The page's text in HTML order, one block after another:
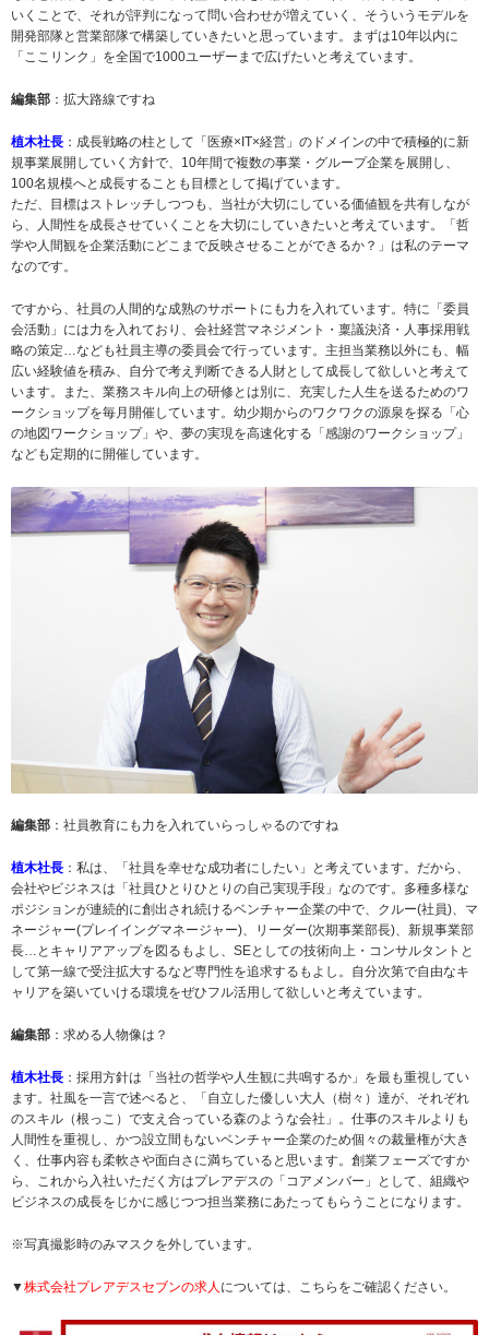
いくことで、それが評判になって問い合わせが増えていく、そういうモデルを
開発部隊と営業部隊で構築していきたいと思っています。まずは10年以内に
「ここリンク」を全国で1000ユーザーまで広げたいと考えています。
編集部 ：拡大路線ですね
植木社長 ：成長戦略の柱として「医療×IT×経営」のドメインの中で積極的に新
規事業展開していく方針で、10年間で複数の事業・グループ企業を展開し、
100名規模へと成長することも目標として掲げています。
ただ、目標はストレッチしつつも、当社が大切にしている価値観を共有しなが
ら、人間性を成長させていくことを大切にしていきたいと考えています。「哲
学や人間観を企業活動にどこまで反映させることができるか？」は私のテーマ
なのです。
ですから、社員の人間的な成熟のサポートにも力を入れています。特に「委員
会活動」には力を入れており、会社経営マネジメント・稟議決済・人事採用戦
略の策定…なども社員主導の委員会で行っています。主担当業務以外にも、幅
広い経験値を積み、自分で考え判断できる人財として成長して欲しいと考えて
います。また、業務スキル向上の研修とは別に、充実した人生を送るためのワ
ークショップを毎月開催しています。幼少期からのワクワクの源泉を探る「心
の地図ワークショップ」や、夢の実現を高速化する「感謝のワークショップ」
なども定期的に開催しています。
編集部 ：社員教育にも力を入れていらっしゃるのですね
植木社長 ：私は、「社員を幸せな成功者にしたい」と考えています。だから、
会社やビジネスは「社員ひとりひとりの自己実現手段」なのです。多種多様な
ポジションが連続的に創出され続けるベンチャー企業の中で、クルー(社員)、マ
ネージャー(プレイイングマネージャー)、リーダー(次期事業部長)、新規事業部
長…とキャリアアップを図るもよし、SEとしての技術向上・コンサルタントと
して第一線で受注拡大するなど専門性を追求するもよし。自分次第で自由なキ
ャリアを築いていける環境をぜひフル活用して欲しいと考えています。
編集部 ：求める人物像は？
植木社長 ：採用方針は「当社の哲学や人生観に共鳴するか」を最も重視してい
ます。社風を一言で述べると、「自立した優しい大人（樹々）達が、それぞれ
のスキル（根っこ）で支え合っている森のような会社」。仕事のスキルよりも
人間性を重視し、かつ設立間もないベンチャー企業のため個々の裁量権が大き
く、仕事内容も柔軟さや面白さに満ちていると思います。創業フェーズですか
ら、これから入社いただく方はプレアデスの「コアメンバー」として、組織や
ビジネスの成長をじかに感じつつ担当業務にあたってもらうことになります。
※写真撮影時のみマスクを外しています。
▼株式会社プレアデスセブンの求人 については、こちらをご確認ください。